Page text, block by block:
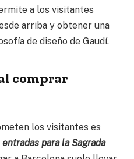
a los visitantes
arriba y obtener una
de diseño de Gaudí.
comprar
los visitantes es
entradas para la Sagrada